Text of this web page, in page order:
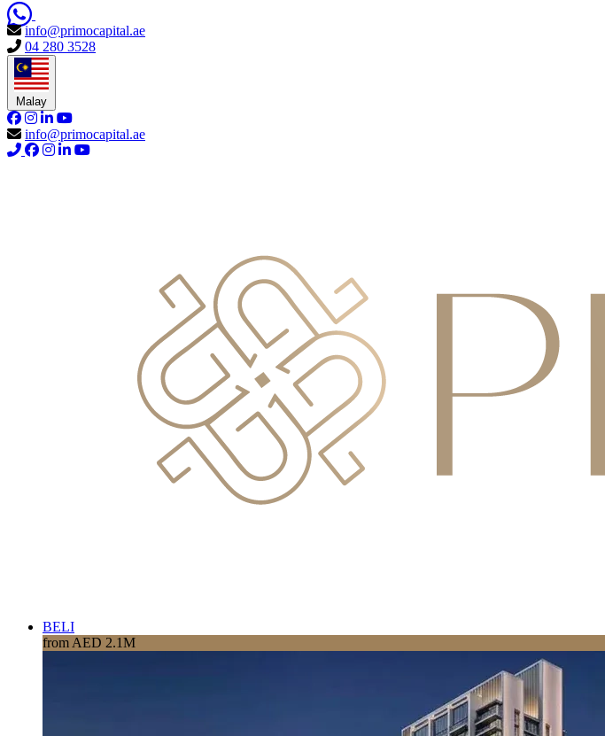
info@primocapital.ae
04 280 3528
Malay
info@primocapital.ae
BELI
from AED 2.1M